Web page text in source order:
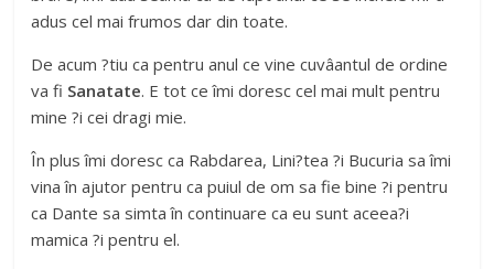
adus cel mai frumos dar din toate.
De acum ?tiu ca pentru anul ce vine cuvâantul de ordine
va fi Sanatate. E tot ce îmi doresc cel mai mult pentru
mine ?i cei dragi mie.
În plus îmi doresc ca Rabdarea, Lini?tea ?i Bucuria sa îmi
vina în ajutor pentru ca puiul de om sa fie bine ?i pentru
ca Dante sa simta în continuare ca eu sunt aceea?i
mamica ?i pentru el.